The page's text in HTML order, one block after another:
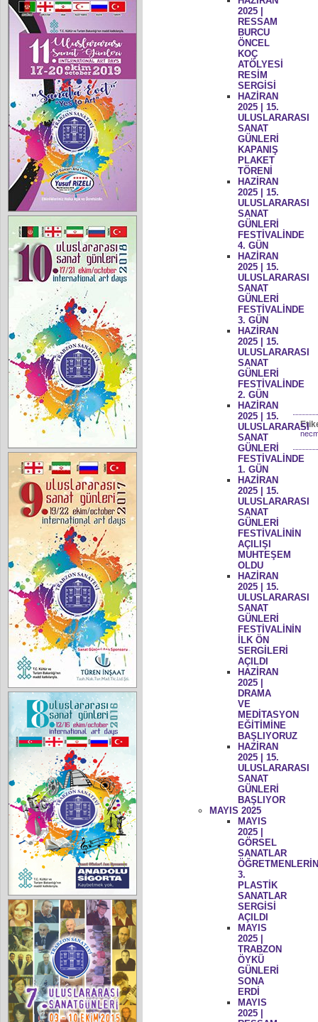
2025 |
RESSAM
BURCU
ÖNCEL
KOÇ
ATÖLYESİ
RESİM
SERGİSİ
HAZİRAN
2025 | 15.
ULUSLARARASI
SANAT
GÜNLERİ
KAPANIŞ
PLAKET
TÖRENİ
HAZİRAN
2025 | 15.
ULUSLARARASI
SANAT
GÜNLERİ
FESTİVALİNDE
4. GÜN
HAZİRAN
2025 | 15.
ULUSLARARASI
SANAT
GÜNLERİ
FESTİVALİNDE
3. GÜN
HAZİRAN
2025 | 15.
ULUSLARARASI
SANAT
GÜNLERİ
FESTİVALİNDE
2. GÜN
HAZİRAN
2025 | 15.
ULUSLARARASI
SANAT
GÜNLERİ
FESTİVALİNDE
1. GÜN
HAZİRAN
2025 | 15.
ULUSLARARASI
SANAT
GÜNLERİ
FESTİVALİNİN
AÇILIŞI
MUHTEŞEM
OLDU
HAZİRAN
2025 | 15.
ULUSLARARASI
SANAT
GÜNLERİ
FESTİVALİNİN
İLK ÖN
SERGİLERİ
AÇILDI
HAZİRAN
2025 |
DRAMA
VE
MEDİTASYON
EĞİTİMİNE
BAŞLIYORUZ
HAZİRAN
2025 | 15.
ULUSLARARASI
SANAT
GÜNLERİ
BAŞLIYOR
MAYIS 2025
MAYIS
2025 |
GÖRSEL
SANATLAR
3.
PLASTİK
SANATLAR
SERGİSİ
AÇILDI
MAYIS
2025 |
TRABZON
ÖYKÜ
GÜNLERİ
SONA
ERDİ
MAYIS
2025 |